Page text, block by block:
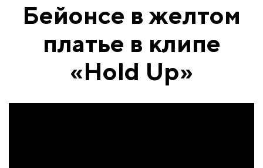
Бейонсе в желтом
платье в клипе
«Hold Up»